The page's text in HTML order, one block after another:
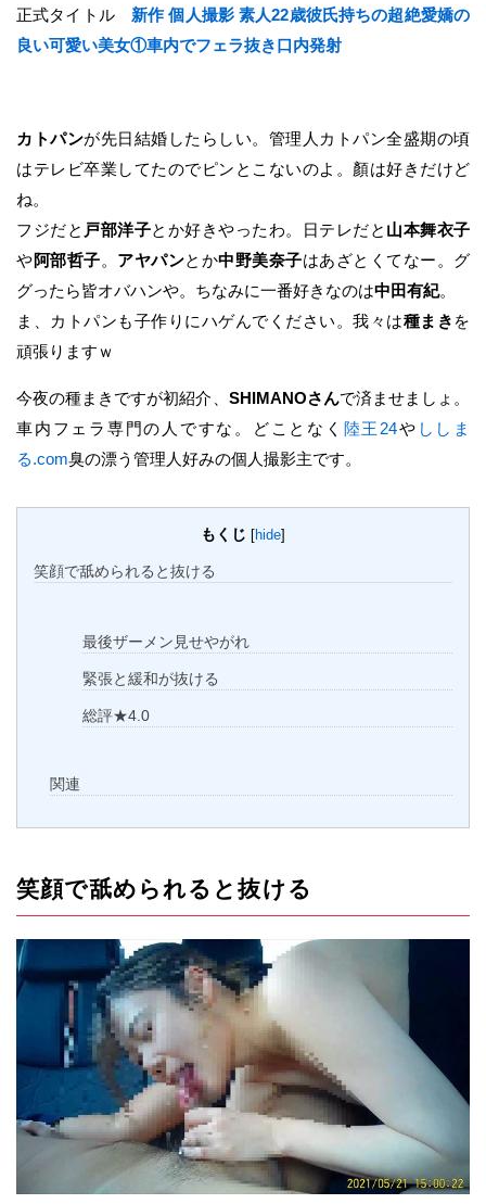
正式タイトル 新作 個人撮影 素人22歳彼氏持ちの超絶愛嬌の
良い可愛い美女①車内でフェラ抜き口内発射
カトパンが先日結婚したらしい。管理人カトパン全盛期の頃
はテレビ卒業してたのでピンとこないのよ。顏は好きだけど
ね。
フジだと 戸部洋子とか好きやったわ。日テレだと 山本舞衣子
や阿部哲子。 アヤパンとか中野美奈子はあざとくてなー。グ
グったら皆オバハンや。ちなみに一番好きなのは中田有紀。
ま、カトパンも子作りにハゲんでください。我々は種まき を
頑張りますｗ
今夜の種まきですが初紹介、 SHIMANOさんで済ませましょ。
車内フェラ専門の人ですな。どことなく 陸王24や ししま
る.com臭の漂う管理人好みの個人撮影主です。
もくじ [hide]
笑顔で舐められると抜ける
最後ザーメン見せやがれ
緊張と緩和が抜ける
総評★4.0
関連
笑顔で舐められると抜ける